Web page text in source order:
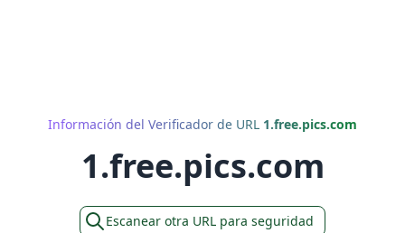
Información del Verificador de URL 1.free.pics.com
1.free.pics.com
Escanear otra URL para seguridad